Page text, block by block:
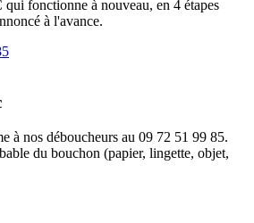
fonctionne à nouveau, en 4 étapes
à l'avance.
à nos déboucheurs au 09 72 51 99 85.
du bouchon (papier, lingette, objet,